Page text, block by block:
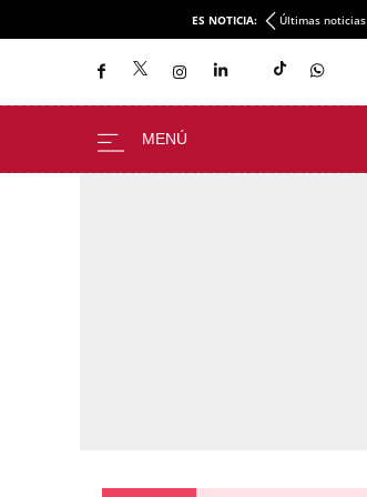
ES NOTICIA: Últimas noticias